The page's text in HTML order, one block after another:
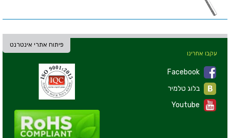
פיתוח אתרי אינטרנט
עקבו אחרינו
Facebook
Youtube